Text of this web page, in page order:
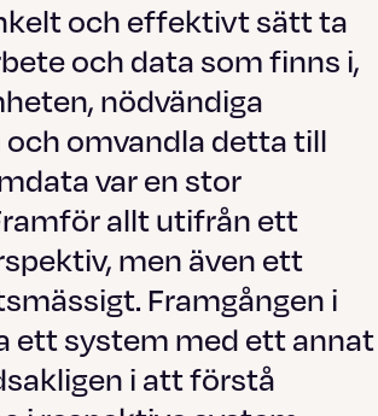
och effektivt sätt ta
och data som finns i,
nödvändiga
omvandla detta till
var en stor
allt utifrån ett
men även ett
Framgången i
ett system med ett annat
i att förstå